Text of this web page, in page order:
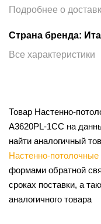
Подробнее о
Страна бренда:
Все характеристики
Товар Настенно-
A3620PL-1CC на
найти аналогичный
Настенно-потолочные
формами обратной
сроках поставки, а
аналогичного товара